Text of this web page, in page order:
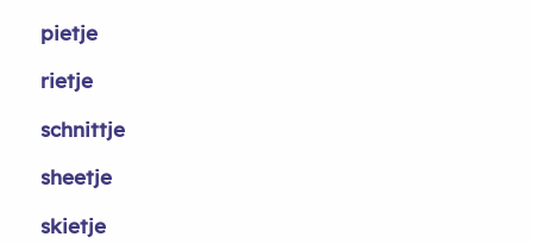
pietje
rietje
schnittje
sheetje
skietje